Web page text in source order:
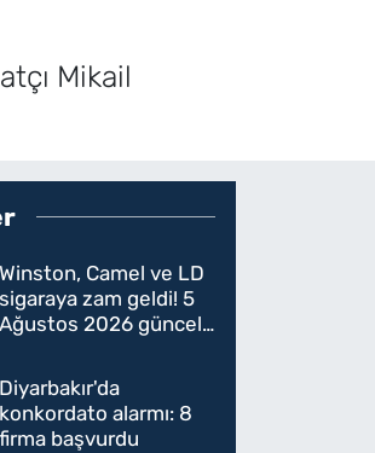
Mikail
Winston, Camel ve LD
sigaraya zam geldi! 5
Ağustos 2026 güncel
oldu
Diyarbakır'da
konkordato alarmı: 8
firma başvurdu